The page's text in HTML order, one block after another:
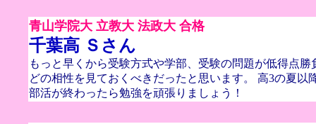
青山学院大 立教大 法政大 合格
千葉高 Ｓさん
もっと早くから受験方式や学部、受験の問題が低得点勝
どの相性を見ておくべきだったと思います。 高3の夏以
部活が終わったら勉強を頑張りましょう！